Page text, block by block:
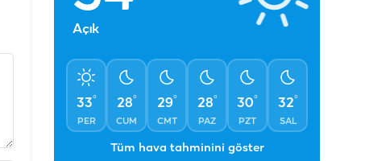
34
Açık
33° 28°
CUM
29°
CMT
28°
PAZ
30°
PZT
32°